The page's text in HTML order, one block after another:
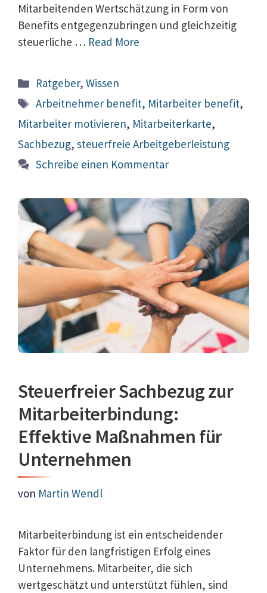
Mitarbeitenden Wertschätzung in Form von
Benefits entgegenzubringen und gleichzeitig
steuerliche … Read More
Kategorien
Ratgeber,Wissen
Schlagwörter
Arbeitnehmer benefit, Mitarbeiter benefit,
Mitarbeiter motivieren, Mitarbeiterkarte,
Sachbezug, steuerfreie Arbeitgeberleistung
Schreibe einen Kommentar
Steuerfreier Sachbezug zur
Mitarbeiterbindung:
Effektive Maßnahmen für
Unternehmen
von Martin Wendl
Mitarbeiterbindung ist ein entscheidender
Faktor für den langfristigen Erfolg eines
Unternehmens. Mitarbeiter, die sich
wertgeschätzt und unterstützt fühlen, sind